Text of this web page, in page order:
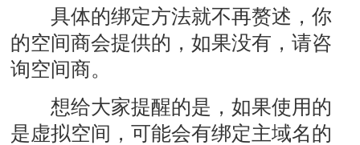
具体的绑定方法就不再赘述，你
的空间商会提供的，如果没有，请咨
询空间商。
想给大家提醒的是，如果使用的
是虚拟空间，可能会有绑定主域名的